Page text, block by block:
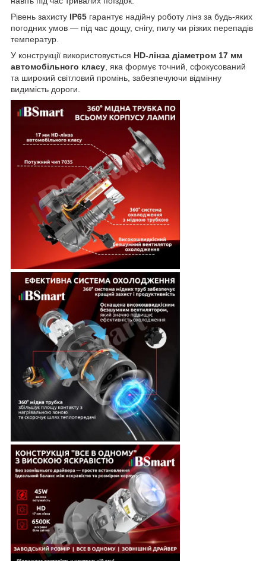
Рівень захисту IP65 гарантує надійну роботу лінз за будь-яких
погодних умов — під час дощу, снігу, пилу чи різких перепадів
температур.
У конструкції використовується HD-лінза діаметром 17 мм
автомобільного класу, яка формує точний, сфокусований
та широкий світловий промінь, забезпечуючи відмінну
видимість дороги.